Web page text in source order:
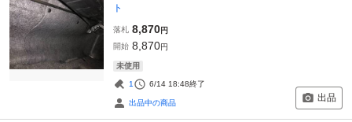
ト
落札 8,870円
開始 8,870円
未使用
1 6/14 18:48終了
出品中の商品 出品